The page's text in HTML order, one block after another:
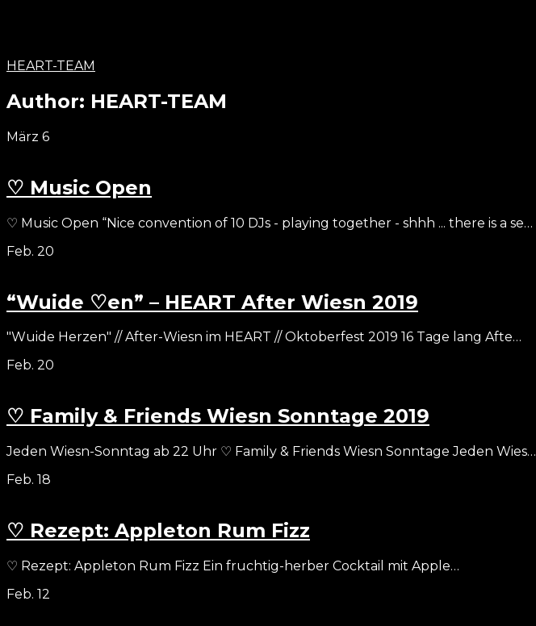
HEART-TEAM
Author: HEART-TEAM
März 6
♡ Music Open
♡ Music Open “Nice convention of 10 DJs - playing together - shhh ... there is a se…
Feb. 20
“Wuide ♡en” – HEART After Wiesn 2019
"Wuide Herzen" // After-Wiesn im HEART // Oktoberfest 2019 16 Tage lang Afte…
Feb. 20
♡ Family & Friends Wiesn Sonntage 2019
Jeden Wiesn-Sonntag ab 22 Uhr ♡ Family & Friends Wiesn Sonntage Jeden Wies…
Feb. 18
♡ Rezept: Appleton Rum Fizz
♡ Rezept: Appleton Rum Fizz Ein fruchtig-herber Cocktail mit Apple…
Feb. 12